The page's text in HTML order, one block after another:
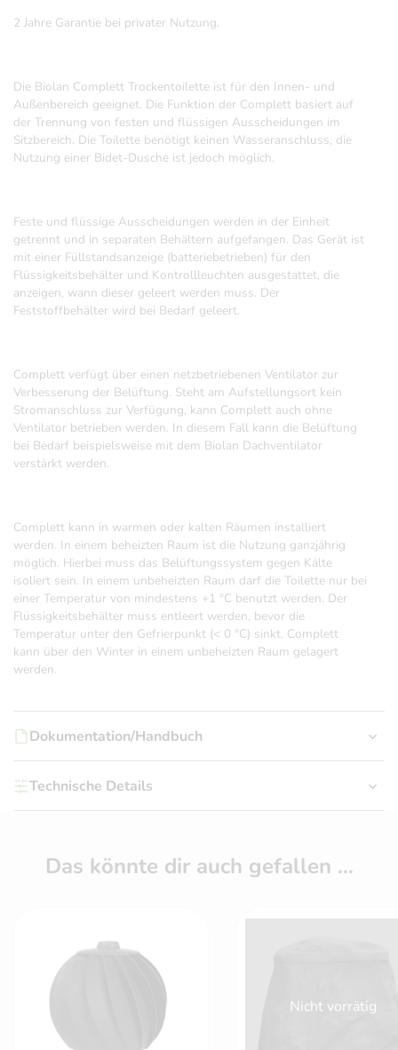
2 Jahre Garantie bei privater Nutzung.
Die Biolan Complett Trockentoilette ist für den Innen- und
Außenbereich geeignet. Die Funktion der Complett basiert auf
der Trennung von festen und flüssigen Ausscheidungen im
Sitzbereich. Die Toilette benötigt keinen Wasseranschluss, die
Nutzung einer Bidet-Dusche ist jedoch möglich.
Feste und flüssige Ausscheidungen werden in der Einheit
getrennt und in separaten Behältern aufgefangen. Das Gerät ist
mit einer Füllstandsanzeige (batteriebetrieben) für den
Flüssigkeitsbehälter und Kontrollleuchten ausgestattet, die
anzeigen, wann dieser geleert werden muss. Der
Feststoffbehälter wird bei Bedarf geleert.
Complett verfügt über einen netzbetriebenen Ventilator zur
Verbesserung der Belüftung. Steht am Aufstellungsort kein
Stromanschluss zur Verfügung, kann Complett auch ohne
Ventilator betrieben werden. In diesem Fall kann die Belüftung
bei Bedarf beispielsweise mit dem Biolan Dachventilator
verstärkt werden.
Complett kann in warmen oder kalten Räumen installiert
werden. In einem beheizten Raum ist die Nutzung ganzjährig
möglich. Hierbei muss das Belüftungssystem gegen Kälte
isoliert sein. In einem unbeheizten Raum darf die Toilette nur bei
einer Temperatur von mindestens +1 °C benutzt werden. Der
Flüssigkeitsbehälter muss entleert werden, bevor die
Temperatur unter den Gefrierpunkt (< 0 °C) sinkt. Complett
kann über den Winter in einem unbeheizten Raum gelagert
werden.
Dokumentation/Handbuch
Technische Details
Das könnte dir auch gefallen …
Nicht vorrätig